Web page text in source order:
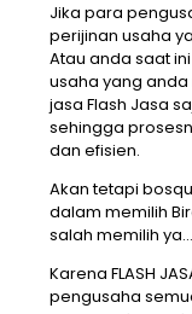
Jika para
perijinan usaha
Atau anda saat
usaha yang
jasa Flash Jasa
sehingga
dan efisien.
Akan tetapi
dalam memilih
salah memilih ya…
Karena FLASH
pengusaha